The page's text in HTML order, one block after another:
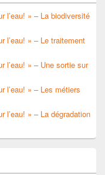
l’eau! » – La biodiversité
l’eau! » – Le traitement
l’eau! » – Une sortie sur
l’eau! » – Les métiers
l’eau! » – La dégradation